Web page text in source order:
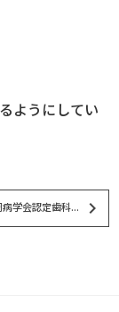
ようにしてい
学会認定歯科... keyboard_arrow_right